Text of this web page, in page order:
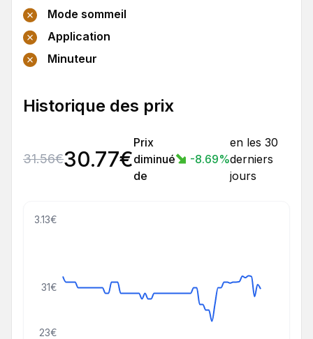
Mode sommeil
Application
Minuteur
Historique des prix
31.56€30.77€
Prix
diminué
de
-8.69%
en les 30
derniers
jours
23€
31€
43.13€